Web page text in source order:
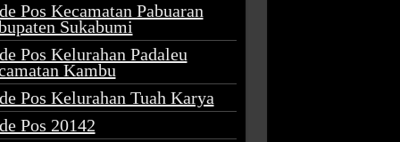
Pos Kecamatan Pabuaran
Sukabumi
Pos Kelurahan Padaleu
Kambu
Pos Kelurahan Tuah Karya
Pos 20142